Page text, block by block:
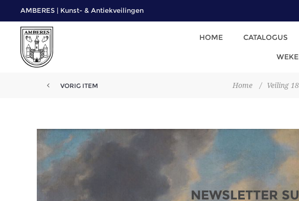
AMBERES | Kunst- & Antiekveilingen
HOME CATALOGUS
Home / Veiling
VORIG ITEM
NEWSLETTER